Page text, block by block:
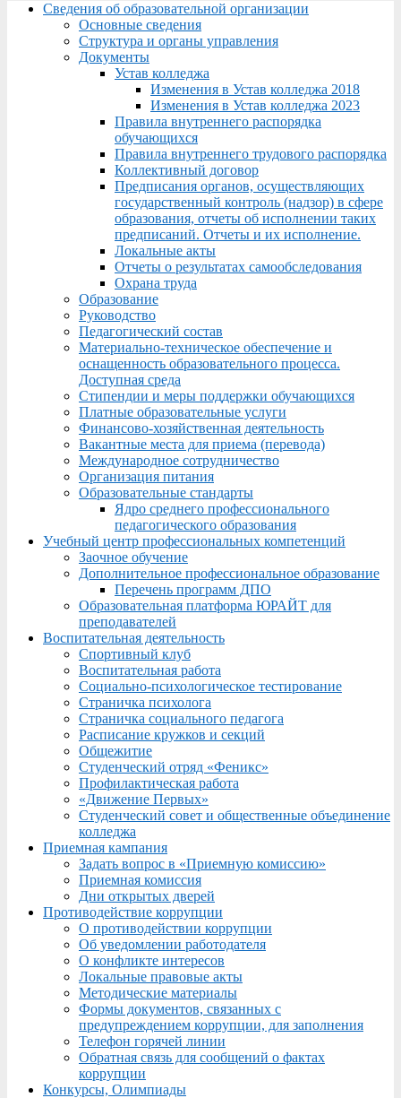
Menu
Сведения об образовательной организации
Основные сведения
Структура и органы управления
Документы
Устав колледжа
Изменения в Устав колледжа 2018
Изменения в Устав колледжа 2023
Правила внутреннего распорядка
обучающихся
Правила внутреннего трудового распорядка
Коллективный договор
Предписания органов, осуществляющих
государственный контроль (надзор) в сфере
образования, отчеты об исполнении таких
предписаний. Отчеты и их исполнение.
Локальные акты
Отчеты о результатах самообследования
Охрана труда
Образование
Руководство
Педагогический состав
Материально-техническое обеспечение и
оснащенность образовательного процесса.
Доступная среда
Стипендии и меры поддержки обучающихся
Платные образовательные услуги
Финансово-хозяйственная деятельность
Вакантные места для приема (перевода)
Международное сотрудничество
Организация питания
Образовательные стандарты
Ядро среднего профессионального
педагогического образования
Учебный центр профессиональных компетенций
Заочное обучение
Дополнительное профессиональное образование
Перечень программ ДПО
Образовательная платформа ЮРАЙТ для
преподавателей
Воспитательная деятельность
Спортивный клуб
Воспитательная работа
Социально-психологическое тестирование
Страничка психолога
Страничка социального педагога
Расписание кружков и секций
Общежитие
Студенческий отряд «Феникс»
Профилактическая работа
«Движение Первых»
Студенческий совет и общественные объединение
колледжа
Приемная кампания
Задать вопрос в «Приемную комиссию»
Приемная комиссия
Дни открытых дверей
Противодействие коррупции
О противодействии коррупции
Об уведомлении работодателя
О конфликте интересов
Локальные правовые акты
Методические материалы
Формы документов, связанных с
предупреждением коррупции, для заполнения
Телефон горячей линии
Обратная связь для сообщений о фактах
коррупции
Конкурсы, Олимпиады